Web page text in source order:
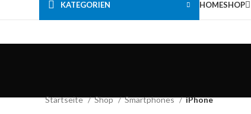
KATEGORIEN HOMESHOP
Startseite Shop Smartphones iPhone